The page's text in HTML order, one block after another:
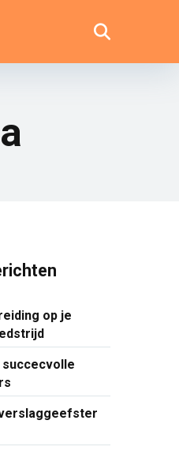
op je
succecvolle